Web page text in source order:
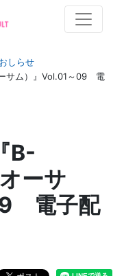
おしらせ
サム）』Vol.01～09 電
B-
ーサ
電子配